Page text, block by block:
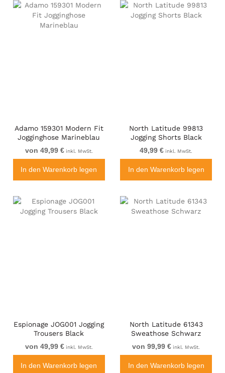
Adamo 159301 Modern Fit
Jogginghose Marineblau
von 49,99 €inkl. MwSt.
In den Warenkorb legen
North Latitude 99813
Jogging Shorts Black
49,99 € inkl. MwSt.
In den Warenkorb legen
Espionage JOG001 Jogging
Trousers Black
von 49,99 €inkl. MwSt.
In den Warenkorb legen
North Latitude 61343
Sweathose Schwarz
von 99,99 € inkl. MwSt.
In den Warenkorb legen